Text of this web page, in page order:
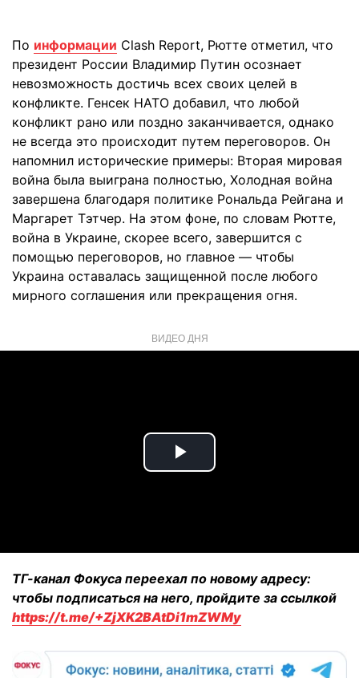
По информации Clash Report, Рютте отметил, что
президент России Владимир Путин осознает
невозможность достичь всех своих целей в
конфликте. Генсек НАТО добавил, что любой
конфликт рано или поздно заканчивается, однако
не всегда это происходит путем переговоров. Он
напомнил исторические примеры: Вторая мировая
война была выиграна полностью, Холодная война
завершена благодаря политике Рональда Рейгана и
Маргарет Тэтчер. На этом фоне, по словам Рютте,
война в Украине, скорее всего, завершится с
помощью переговоров, но главное — чтобы
Украина оставалась защищенной после любого
мирного соглашения или прекращения огня.
ВИДЕО ДНЯ
Play
ТГ-канал Фокуса переехал по новому адресу:
чтобы подписаться на него, пройдите за ссылкой
https://t.me/+ZjXK2BAtDi1mZWMy